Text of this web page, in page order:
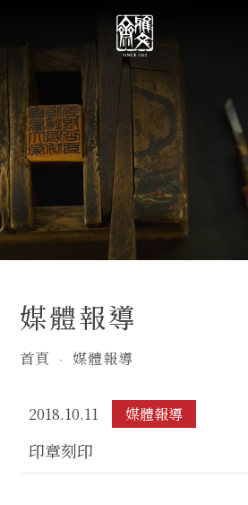
媒體報導
首頁 媒體報導
2018.10.11 媒體報導
印章刻印